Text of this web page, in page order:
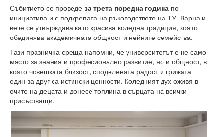
Високотехнологичен парк
Ресурси
Библиотека
Спортен комплекс
Студентски стол
Почивни бази
Общежития
Събитието се проведе за трета поредна година по
инициатива и с подкрепата на ръководството на ТУ–Варна и
вече се утвърждава като красива коледна традиция, която
обединява академичната общност и нейните семейства.
Тази празнична среща напомни, че университетът е не само
място за знания и професионално развитие, но и общност, в
която човешката близост, споделената радост и грижата
един за друг са истински ценности. Коледният дух оживя в
очите на децата и донесе топлина в сърцата на всички
присъстващи.